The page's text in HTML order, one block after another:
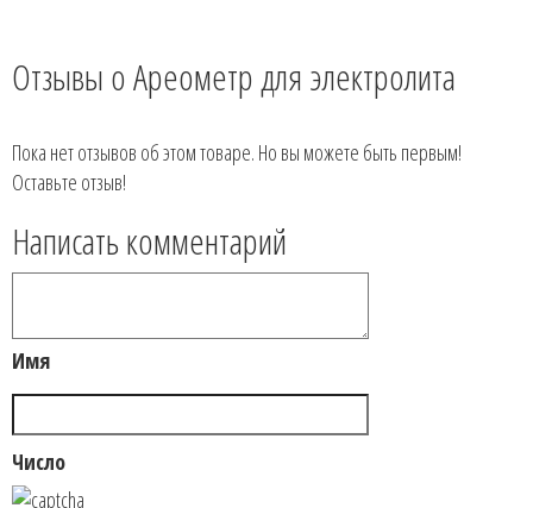
Отзывы о Ареометр для электролита
Пока нет отзывов об этом товаре. Но вы можете быть первым!
Оставьте отзыв!
Написать комментарий
Имя
Число